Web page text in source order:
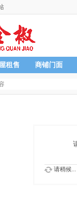
租售 商铺门面
请稍候...